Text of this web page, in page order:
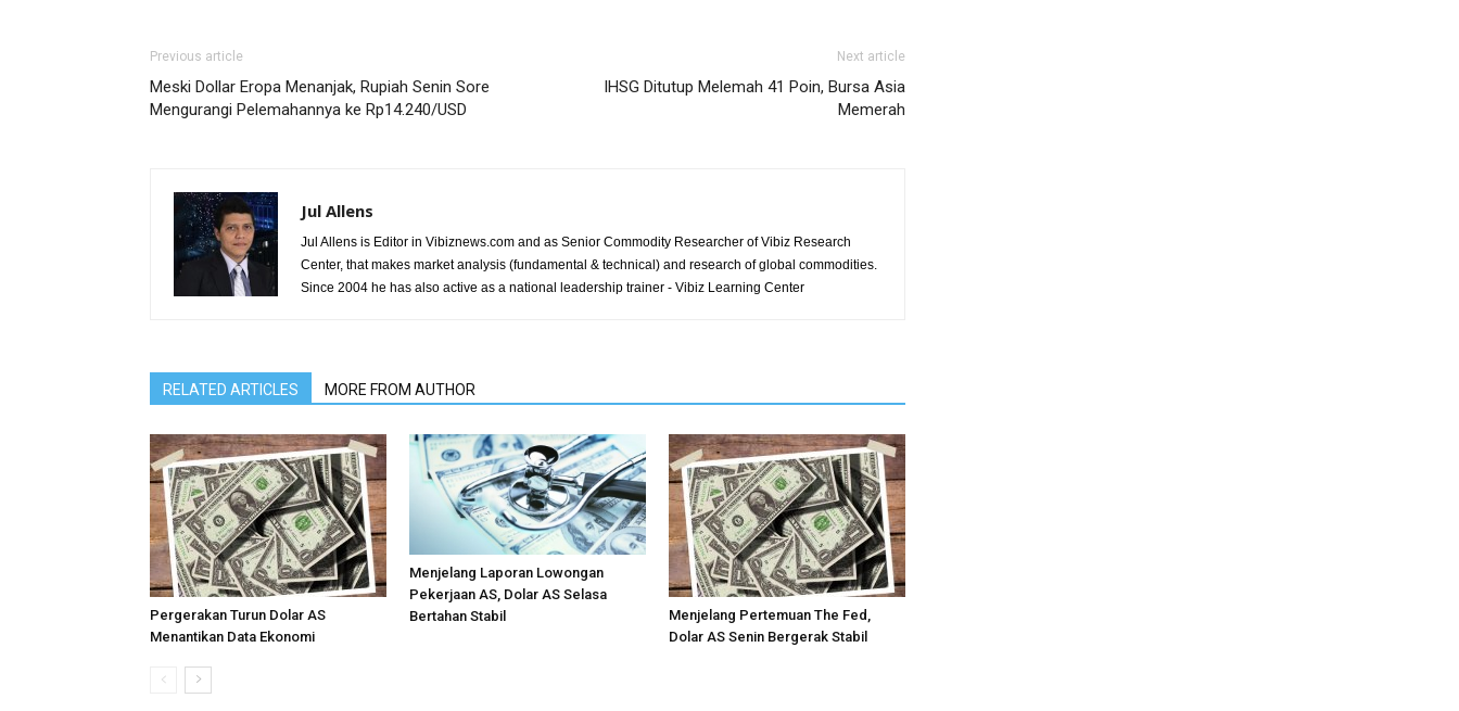
Previous article
Meski Dollar Eropa Menanjak, Rupiah Senin Sore
Mengurangi Pelemahannya ke Rp14.240/USD
Next article
IHSG Ditutup Melemah 41 Poin, Bursa Asia
Memerah
Jul Allens
Jul Allens is Editor in Vibiznews.com and as Senior Commodity Researcher of Vibiz Research
Center, that makes market analysis (fundamental & technical) and research of global commodities.
Since 2004 he has also active as a national leadership trainer - Vibiz Learning Center
RELATED ARTICLES MORE FROM AUTHOR
Pergerakan Turun Dolar AS
Menantikan Data Ekonomi
Menjelang Laporan Lowongan
Pekerjaan AS, Dolar AS Selasa
Bertahan Stabil
Menjelang Pertemuan The Fed,
Dolar AS Senin Bergerak Stabil